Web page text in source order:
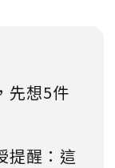
先想5件
提醒：這